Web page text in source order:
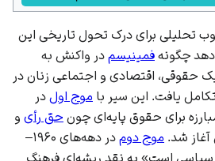
تحلیلی برای درک تحول تاریخی این
چگونه فمینیسم در واکنش به
اقتصادی و اجتماعی زنان در
یافت. این سیر با موج اول در
حق رأی و
شد. موج دوم
در دهه‌های ۱۹۶۰–
فرهنگ